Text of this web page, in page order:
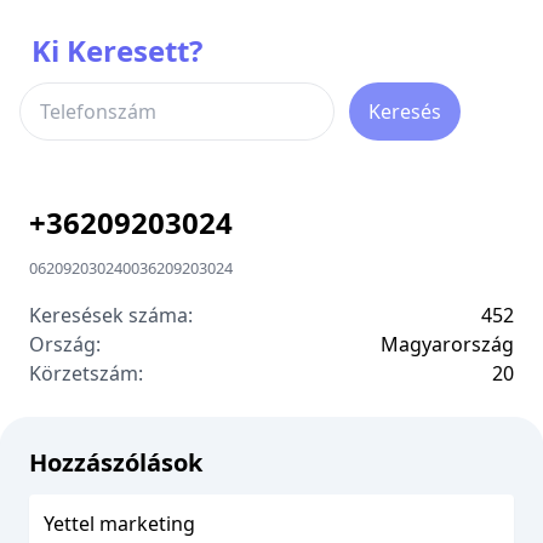
Ki Keresett?
Keresés
+36209203024
062092030240036209203024
Keresések száma:
452
Ország:
Magyarország
Körzetszám:
20
Hozzászólások
Yettel marketing